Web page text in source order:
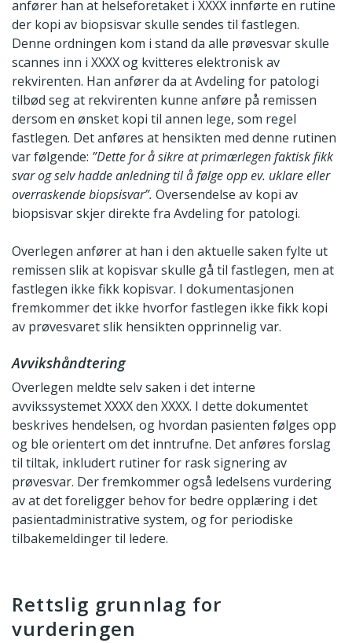
anfører han at helseforetaket i XXXX innførte en rutine
der kopi av biopsisvar skulle sendes til fastlegen.
Denne ordningen kom i stand da alle prøvesvar skulle
scannes inn i XXXX og kvitteres elektronisk av
rekvirenten. Han anfører da at Avdeling for patologi
tilbød seg at rekvirenten kunne anføre på remissen
dersom en ønsket kopi til annen lege, som regel
fastlegen. Det anføres at hensikten med denne rutinen
var følgende: ”Dette for å sikre at primærlegen faktisk fikk
svar og selv hadde anledning til å følge opp ev. uklare eller
overraskende biopsisvar”. Oversendelse av kopi av
biopsisvar skjer direkte fra Avdeling for patologi.
Overlegen anfører at han i den aktuelle saken fylte ut
remissen slik at kopisvar skulle gå til fastlegen, men at
fastlegen ikke fikk kopisvar. I dokumentasjonen
fremkommer det ikke hvorfor fastlegen ikke fikk kopi
av prøvesvaret slik hensikten opprinnelig var.
Avvikshåndtering
Overlegen meldte selv saken i det interne
avvikssystemet XXXX den XXXX. I dette dokumentet
beskrives hendelsen, og hvordan pasienten følges opp
og ble orientert om det inntrufne. Det anføres forslag
til tiltak, inkludert rutiner for rask signering av
prøvesvar. Der fremkommer også ledelsens vurdering
av at det foreligger behov for bedre opplæring i det
pasientadministrative system, og for periodiske
tilbakemeldinger til ledere.
Rettslig grunnlag for
vurderingen